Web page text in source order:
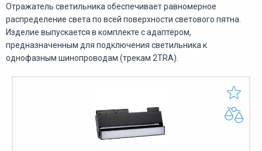
Отражатель светильника обеспечивает равномерное
распределение света по всей поверхности светового пятна.
Изделие выпускается в комплекте с адаптером,
предназначенным для подключения светильника к
однофазным шинопроводам (трекам 2TRA).